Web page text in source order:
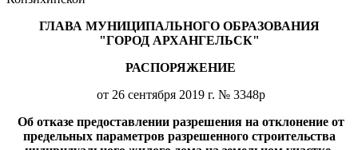
ГЛАВА МУНИЦИПАЛЬНОГО ОБРАЗОВАНИЯ
"ГОРОД АРХАНГЕЛЬСК"
РАСПОРЯЖЕНИЕ
от 26 сентября 2019 г. № 3348р
Об отказе предоставлении разрешения на отклонение от
предельных параметров разрешенного строительства